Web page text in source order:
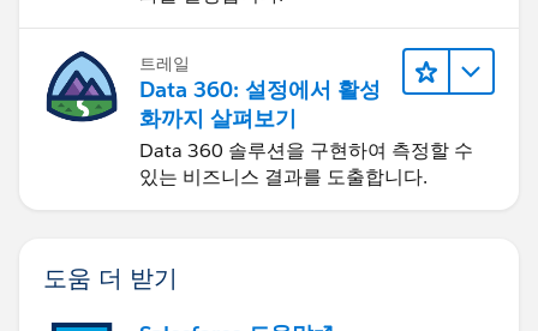
트레일
Data 360: 설정에서 활성
화까지 살펴보기
Data 360 솔루션을 구현하여 측정할 수
있는 비즈니스 결과를 도출합니다.
도움 더 받기